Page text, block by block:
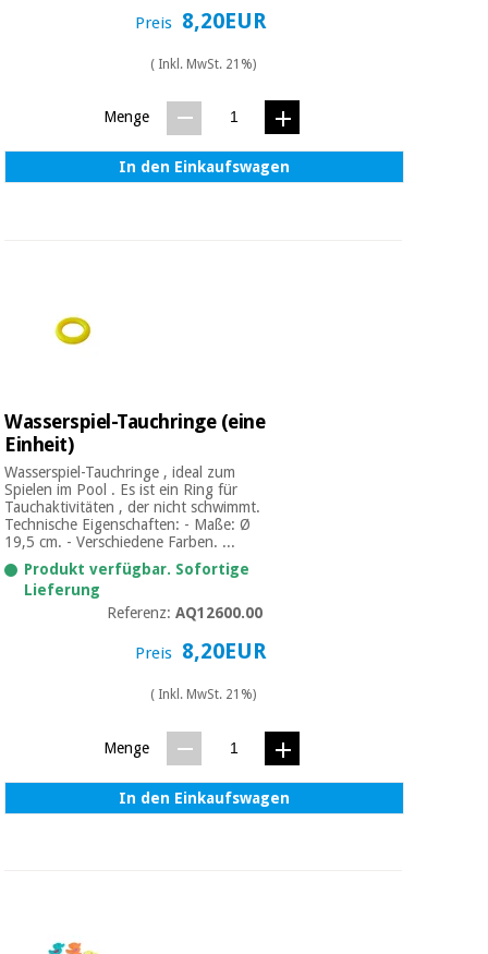
Preis 8,20EUR
( Inkl. MwSt. 21%)
Menge
In den Einkaufswagen
Wasserspiel-Tauchringe (eine
Einheit)
Wasserspiel-Tauchringe , ideal zum
Spielen im Pool . Es ist ein Ring für
Tauchaktivitäten , der nicht schwimmt.
Technische Eigenschaften: - Maße: Ø
19,5 cm. - Verschiedene Farben. ...
Produkt verfügbar. Sofortige
Lieferung
Referenz:AQ12600.00
Preis 8,20EUR
( Inkl. MwSt. 21%)
Menge
In den Einkaufswagen